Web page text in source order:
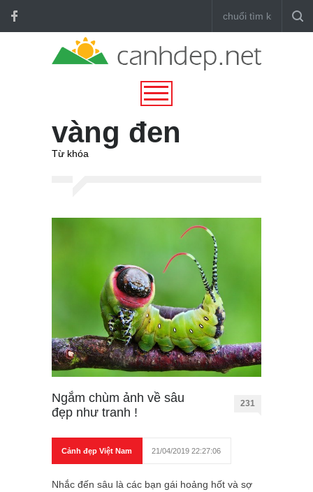
vàng đen
Từ khóa
Ngắm chùm ảnh về sâu
đẹp như tranh !
231
Cảnh đẹp Việt Nam 21/04/2019 22:27:06
Nhắc đến sâu là các bạn gái hoảng hốt và sợ